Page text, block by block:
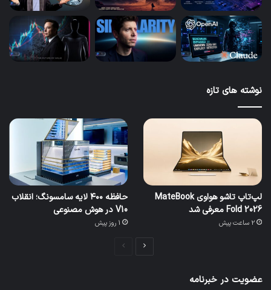
نوشته های تازه
لپ‌تاپ تاشو هواوی MateBook
Fold 2026 معرفی شد
2 ساعت پیش
حافظه ۴۰۰ لایه سامسونگ؛ انقلاب
V10 در هوش مصنوعی
1 روز پیش
عضویت در خبرنامه